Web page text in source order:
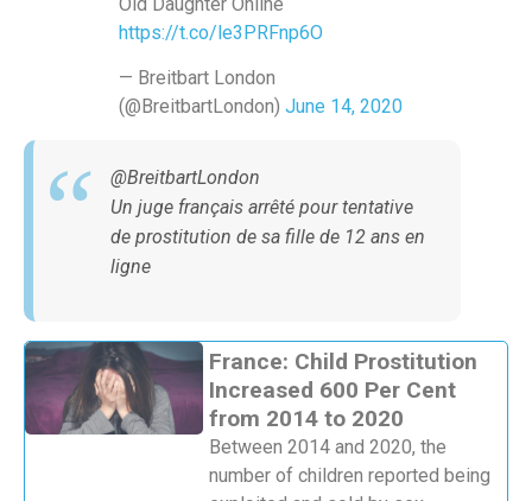
https://t.co/le3PRFnp6O
— Breitbart London
(@BreitbartLondon) June 14, 2020
@BreitbartLondon
Un juge français arrêté pour tentative
de prostitution de sa fille de 12 ans en
ligne
France: Child Prostitution
Increased 600 Per Cent
from 2014 to 2020
Between 2014 and 2020, the
number of children reported being